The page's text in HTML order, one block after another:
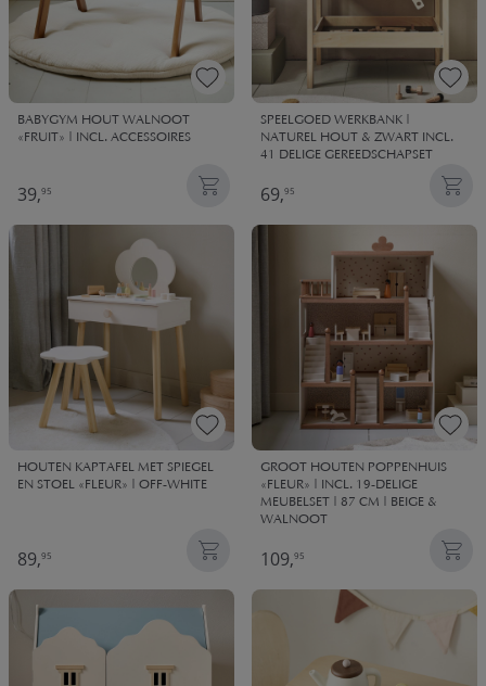
BABYGYM HOUT WALNOOT
«FRUIT» | INCL. ACCESSOIRES
39,95
SPEELGOED WERKBANK |
NATUREL HOUT & ZWART INCL.
41 DELIGE GEREEDSCHAPSET
69,95
HOUTEN KAPTAFEL MET SPIEGEL
EN STOEL «FLEUR» | OFF-WHITE
89,95
GROOT HOUTEN POPPENHUIS
«FLEUR» | INCL. 19-DELIGE
MEUBELSET | 87 CM | BEIGE &
WALNOOT
109,95